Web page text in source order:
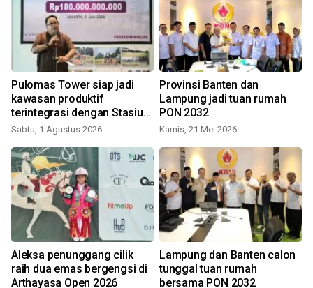
Pulomas Tower siap jadi
kawasan produktif
terintegrasi dengan Stasiun
LRT
Sabtu, 1 Agustus 2026
Provinsi Banten dan
Lampung jadi tuan rumah
PON 2032
Kamis, 21 Mei 2026
Aleksa penunggang cilik
raih dua emas bergengsi di
Arthayasa Open 2026
Lampung dan Banten calon
tunggal tuan rumah
bersama PON 2032